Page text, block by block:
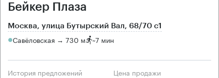
Бейкер Плаза
Москва, улица Бутырский Вал, 68/70 с1
Савёловская → 730 м ~7 мин
История предложений Цена продажи